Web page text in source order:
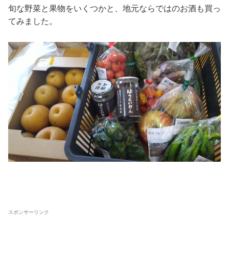
旬な野菜と果物をいくつかと、地元ならではのお酒も買っ
てみました。
スポンサーリンク